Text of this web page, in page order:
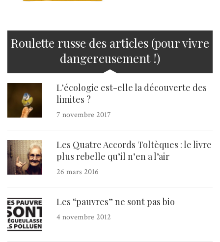
Roulette russe des articles (pour vivre
dangereusement !)
L’écologie est-elle la découverte des
limites ?
7 novembre 2017
Les Quatre Accords Toltèques : le livre
plus rebelle qu’il n’en a l’air
26 mars 2016
Les “pauvres” ne sont pas bio
4 novembre 2012